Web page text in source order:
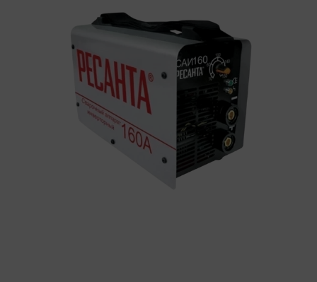
Для кухни
Красота и Уход
Аудиотехника для автомобилей